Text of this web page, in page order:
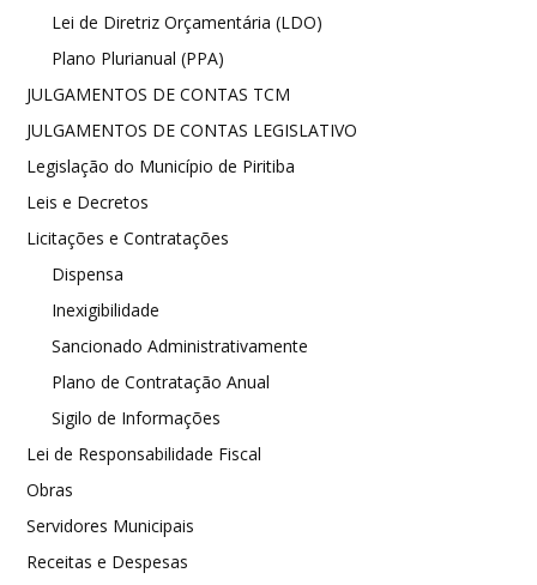
Lei de Diretriz Orçamentária (LDO)
Plano Plurianual (PPA)
JULGAMENTOS DE CONTAS TCM
JULGAMENTOS DE CONTAS LEGISLATIVO
Legislação do Município de Piritiba
Leis e Decretos
Licitações e Contratações
Dispensa
Inexigibilidade
Sancionado Administrativamente
Plano de Contratação Anual
Sigilo de Informações
Lei de Responsabilidade Fiscal
Obras
Servidores Municipais
Receitas e Despesas